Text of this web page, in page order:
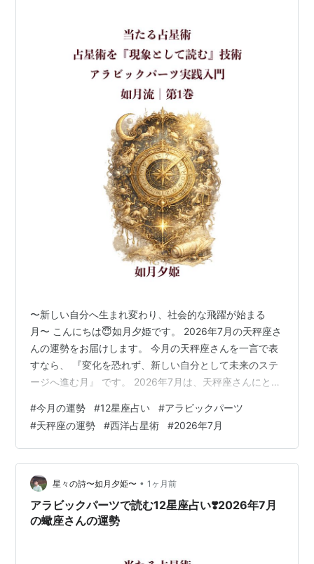
〜新しい自分へ生まれ変わり、社会的な飛躍が始まる
月〜 こんにちは😇如月夕姫です。 2026年7月の天秤座さ
んの運勢をお届けします。 今月の天秤座さんを一言で表
すなら、 『変化を恐れず、新しい自分として未来のステ
ージへ進む月』 です。 2026年7月は、天秤座さんにとっ
なります。これまで積み重ねてきた努力が評価されやす
くなり、仕事やライフワークで注目を集める場面が増え
ていくでしょう。 また、アラビックパーツの Parts of
Transformation（変容のパーツ） が天秤座にあるため、
今月は単なる幸運期ではなく、 『人生のステージが切り
替…
#今月の運勢 #12星座占い #アラビックパーツ
#天秤座の運勢 #西洋占星術 #2026年7月
星々の詩〜如月夕姫〜 • 1ヶ月前
アラビックパーツで読む12星座占い❣️2026年7月
の蠍座さんの運勢